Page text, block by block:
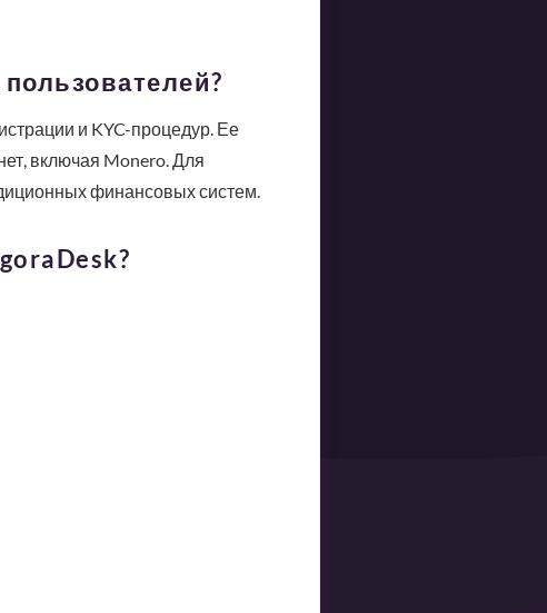
и KYC-процедур. Ее
включая Monero. Для
финансовых систем.